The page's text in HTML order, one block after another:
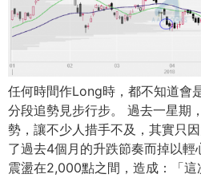
任何時間作Long時，都不知道會
分段追勢見步行步。 過去一星期
勢，讓不少人措手不及，其實只
了過去4個月的升跌節奏而掉以
震盪在2,000點之間，造成：「